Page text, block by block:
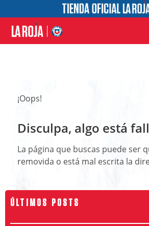
¡Oops!
Disculpa, algo está
La página que buscas puede ser
removida o está mal escrita la
ÚLTIMOS POSTS